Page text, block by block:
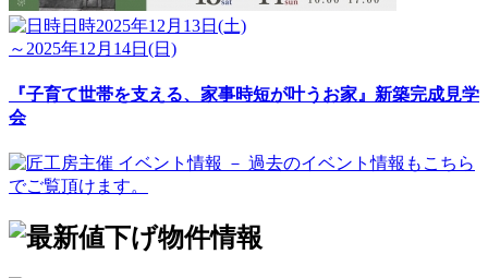
日時2025年12月13日(土)
～2025年12月14日(日)
『子育て世帯を支える、家事時短が叶うお家』新築完成見学
会